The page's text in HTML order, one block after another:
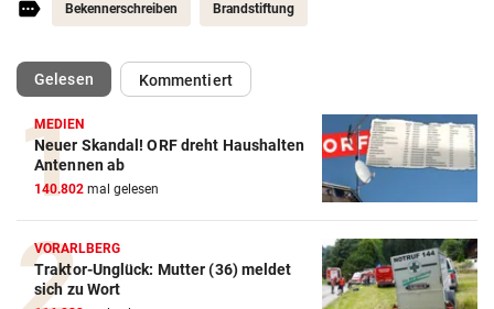
Bekennerschreiben Brandstiftung
Gelesen(ausgewählt)Kommentiert
MEDIEN
Neuer Skandal! ORF dreht Haushalten
Antennen ab
140.802 mal gelesen
VORARLBERG
Traktor-Unglück: Mutter (36) meldet
sich zu Wort